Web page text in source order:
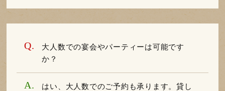
大人数での宴会やパーティーは可能です
か？
はい、大人数でのご予約も承ります。貸し